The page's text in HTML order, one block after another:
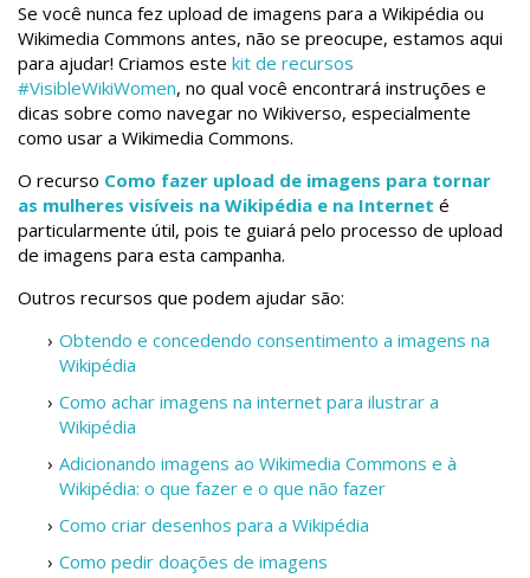
Se você nunca fez upload de imagens para a Wikipédia ou
Wikimedia Commons antes, não se preocupe, estamos aqui
para ajudar! Criamos este kit de recursos
#VisibleWikiWomen, no qual você encontrará instruções e
dicas sobre como navegar no Wikiverso, especialmente
como usar a Wikimedia Commons.
O recurso Como fazer upload de imagens para tornar
as mulheres visíveis na Wikipédia e na Internet é
particularmente útil, pois te guiará pelo processo de upload
de imagens para esta campanha.
Outros recursos que podem ajudar são:
Obtendo e concedendo consentimento a imagens na
Wikipédia
Como achar imagens na internet para ilustrar a
Wikipédia
Adicionando imagens ao Wikimedia Commons e à
Wikipédia: o que fazer e o que não fazer
Como criar desenhos para a Wikipédia
Como pedir doações de imagens